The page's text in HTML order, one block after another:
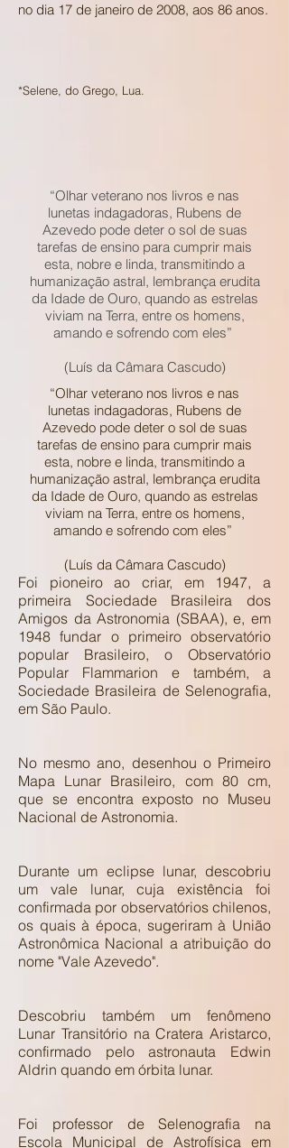
no dia 17 de janeiro de 2008, aos 86 anos.
*Selene, do Grego, Lua.
“Olhar veterano nos livros e nas
lunetas indagadoras, Rubens de
Azevedo pode deter o sol de suas
tarefas de ensino para cumprir mais
esta, nobre e linda, transmitindo a
humanização astral, lembrança erudita
da Idade de Ouro, quando as estrelas
viviam na Terra, entre os homens,
amando e sofrendo com eles”
(Luís da Câmara Cascudo)
“Olhar veterano nos livros e nas
lunetas indagadoras, Rubens de
Azevedo pode deter o sol de suas
tarefas de ensino para cumprir mais
esta, nobre e linda, transmitindo a
humanização astral, lembrança erudita
da Idade de Ouro, quando as estrelas
viviam na Terra, entre os homens,
amando e sofrendo com eles”
(Luís da Câmara Cascudo)
Foi pioneiro ao criar, em 1947, a
primeira Sociedade Brasileira dos
Amigos da Astronomia (SBAA), e, em
1948 fundar o primeiro observatório
popular Brasileiro, o Observatório
Popular Flammarion e também, a
Sociedade Brasileira de Selenografia,
em São Paulo.
No mesmo ano, desenhou o Primeiro
Mapa Lunar Brasileiro, com 80 cm,
que se encontra exposto no Museu
Nacional de Astronomia.
Durante um eclipse lunar, descobriu
um vale lunar, cuja existência foi
confirmada por observatórios chilenos,
os quais à época, sugeriram à União
Astronômica Nacional a atribuição do
nome "Vale Azevedo".
Descobriu também um fenômeno
Lunar Transitório na Cratera Aristarco,
confirmado pelo astronauta Edwin
Aldrin quando em órbita lunar.
Foi professor de Selenografia na
Escola Municipal de Astrofísica em